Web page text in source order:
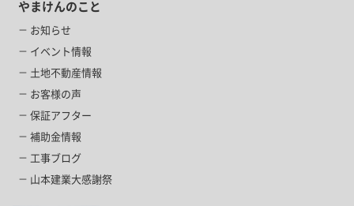
やまけんのこと
お知らせ
イベント情報
土地不動産情報
お客様の声
保証アフター
補助金情報
工事ブログ
山本建業大感謝祭